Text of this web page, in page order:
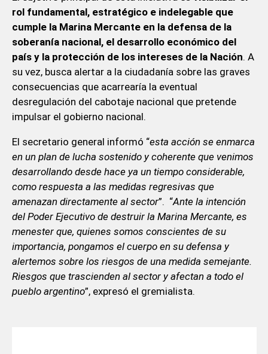
rol fundamental, estratégico e indelegable que
cumple la Marina Mercante en la defensa de la
soberanía nacional, el desarrollo económico del
país y la protección de los intereses de la Nación. A
su vez, busca alertar a la ciudadanía sobre las graves
consecuencias que acarrearía la eventual
desregulación del cabotaje nacional que pretende
impulsar el gobierno nacional.
El secretario general informó “esta acción se enmarca
en un plan de lucha sostenido y coherente que venimos
desarrollando desde hace ya un tiempo considerable,
como respuesta a las medidas regresivas que
amenazan directamente al sector”. “Ante la intención
del Poder Ejecutivo de destruir la Marina Mercante, es
menester que, quienes somos conscientes de su
importancia, pongamos el cuerpo en su defensa y
alertemos sobre los riesgos de una medida semejante.
Riesgos que trascienden al sector y afectan a todo el
pueblo argentino”, expresó el gremialista.